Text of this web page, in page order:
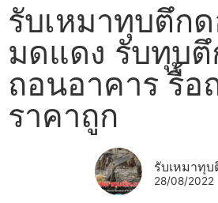
รับเหมาทุบตึก
มดแดง รับทุบตึ
ถอนอาคาร รื้อ
ราคาถูก
รับเหมาทุบ
28/08/2022